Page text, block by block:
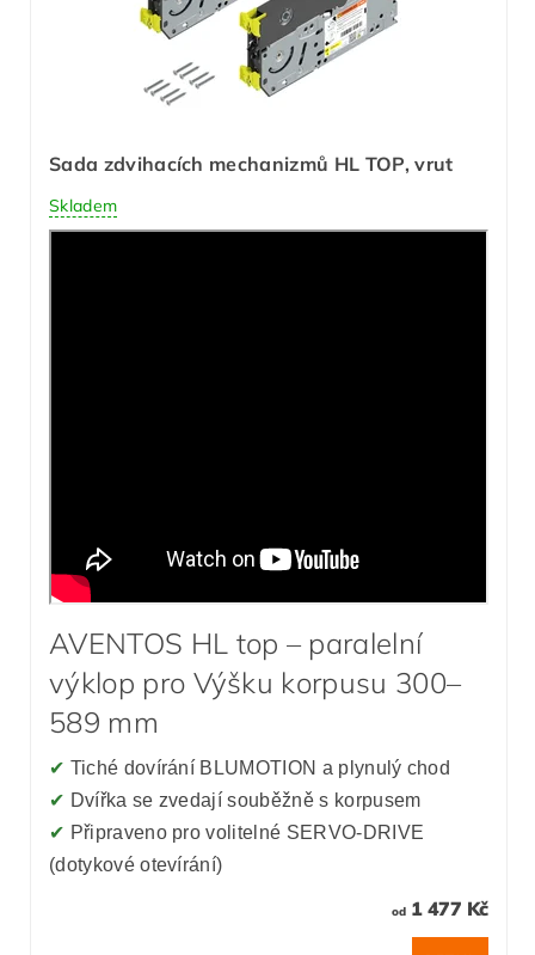
Sada zdvihacích mechanizmů HL TOP, vrut
Skladem
AVENTOS HL top – paralelní
výklop pro Výšku korpusu 300–
589 mm
✔ Tiché dovírání BLUMOTION a plynulý chod
✔ Dvířka se zvedají souběžně s korpusem
✔ Připraveno pro volitelné SERVO-DRIVE
(dotykové otevírání)
od1 477 Kč